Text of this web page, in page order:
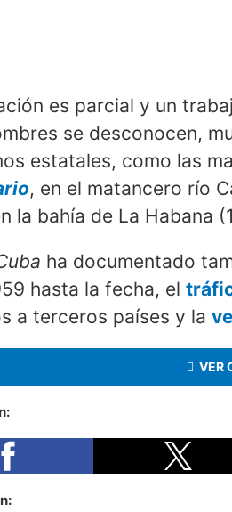
es parcial y un
se desconocen,
estatales, como las
, en el matancero río
la bahía de La Habana
ha documentado
hasta la fecha, el
a terceros países y la
VER